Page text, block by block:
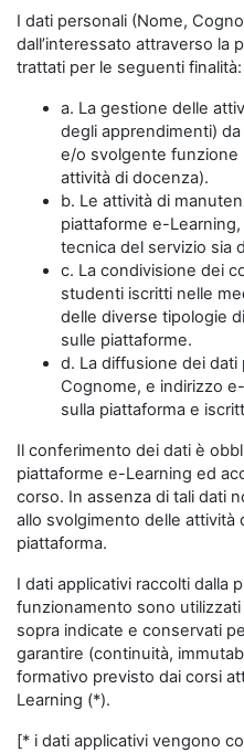
I dati personali (Nome,
dall’interessato attraverso la
trattati per le seguenti finalità:
a. La gestione delle
degli apprendimenti)
e/o svolgente funzione
attività di docenza).
b. Le attività di
piattaforme e-
tecnica del servizio sia
c. La condivisione dei
studenti iscritti nelle
delle diverse tipologie
sulle piattaforme.
d. La diffusione dei dati
Cognome, e indirizzo
sulla piattaforma e
Il conferimento dei dati è
piattaforme e-Learning ed
corso. In assenza di tali dati
allo svolgimento delle attività
piattaforma.
I dati applicativi raccolti dalla
funzionamento sono
sopra indicate e conservati
garantire (continuità,
formativo previsto dai corsi
Learning (*).
[* i dati applicativi vengono